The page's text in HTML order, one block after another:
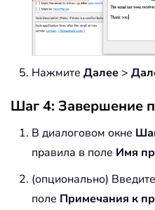
Нажмите Далее >
Шаг 4: Завершение
В диалоговом окне
правила в поле Имя
(опционально)
поле Примечания к